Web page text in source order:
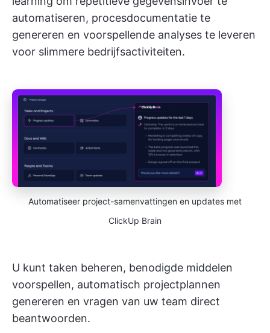
automatiseren, procesdocumentatie te
genereren en voorspellende analyses te leveren
voor slimmere bedrijfsactiviteiten.
Automatiseer project-samenvattingen en updates met
ClickUp Brain
U kunt taken beheren, benodigde middelen
voorspellen, automatisch projectplannen
genereren en vragen van uw team direct
beantwoorden.